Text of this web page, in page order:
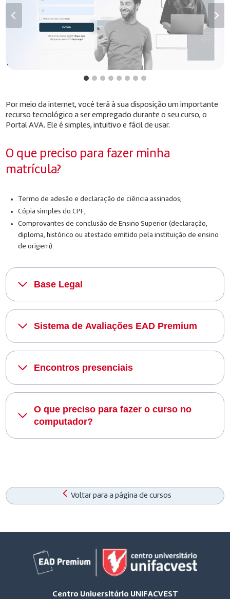
Por meio da internet, você terá à sua disposição um importante
recurso tecnológico a ser empregado durante o seu curso, o
Portal AVA. Ele é simples, intuitivo e fácil de usar.
O que preciso para fazer minha
matrícula?
Termo de adesão e declaração de ciência assinados;
Cópia simples do CPF;
Comprovantes de conclusão de Ensino Superior (declaração,
diploma, histórico ou atestado emitido pela instituição de ensino
de origem).
Base Legal
Sistema de Avaliações EAD Premium
Encontros presenciais
O que preciso para fazer o curso no
computador?
Voltar para a página de cursos
Centro Universitário UNIFACVEST